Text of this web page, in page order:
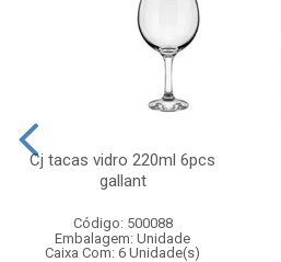
Cj tacas vidro 220ml 6pcs
gallant
Código: 500088
Embalagem: Unidade
Caixa Com: 6 Unidade(s)